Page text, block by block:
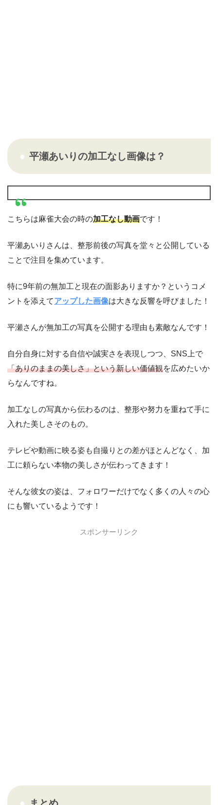
平瀬あいりの加工なし画像は？
こちらは麻雀大会の時の加工なし動画です！
平瀬あいりさんは、整形前後の写真を堂々と公開している
ことで注目を集めています。
特に9年前の無加工と現在の面影ありますか？というコメ
ントを添えてアップした画像は大きな反響を呼びました！
平瀬さんが無加工の写真を公開する理由も素敵なんです！
自分自身に対する自信や誠実さを表現しつつ、SNS上で
「ありのままの美しさ」という新しい価値観を広めたいか
らなんですね。
加工なしの写真から伝わるのは、整形や努力を重ねて手に
入れた美しさそのもの。
テレビや動画に映る姿も自撮りとの差がほとんどなく、加
工に頼らない本物の美しさが伝わってきます！
そんな彼女の姿は、フォロワーだけでなく多くの人々の心
にも響いているようです！
スポンサーリンク